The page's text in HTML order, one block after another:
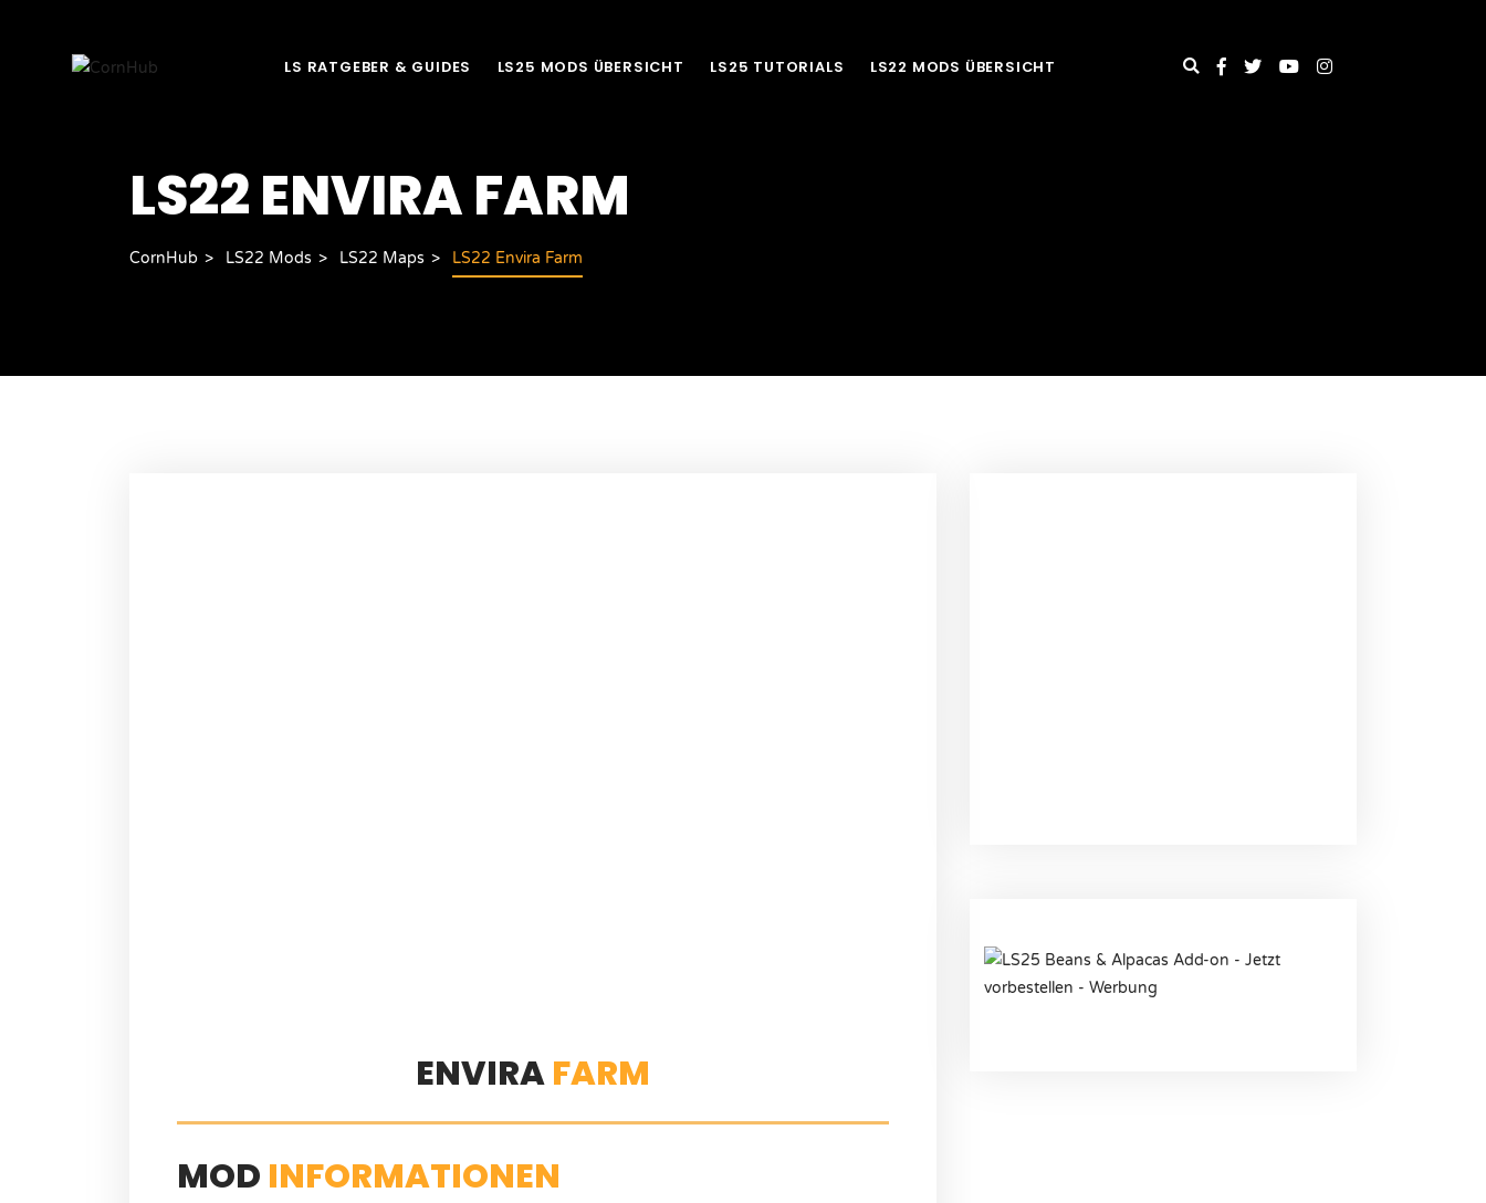
LS RATGEBER & GUIDES LS25 MODS ÜBERSICHT LS25 TUTORIALS LS22 MODS ÜBERSICHT
LS22 ENVIRA FARM
CornHub LS22 Mods LS22 Maps LS22 Envira Farm
ENVIRAFARM
MOD INFORMATIONEN